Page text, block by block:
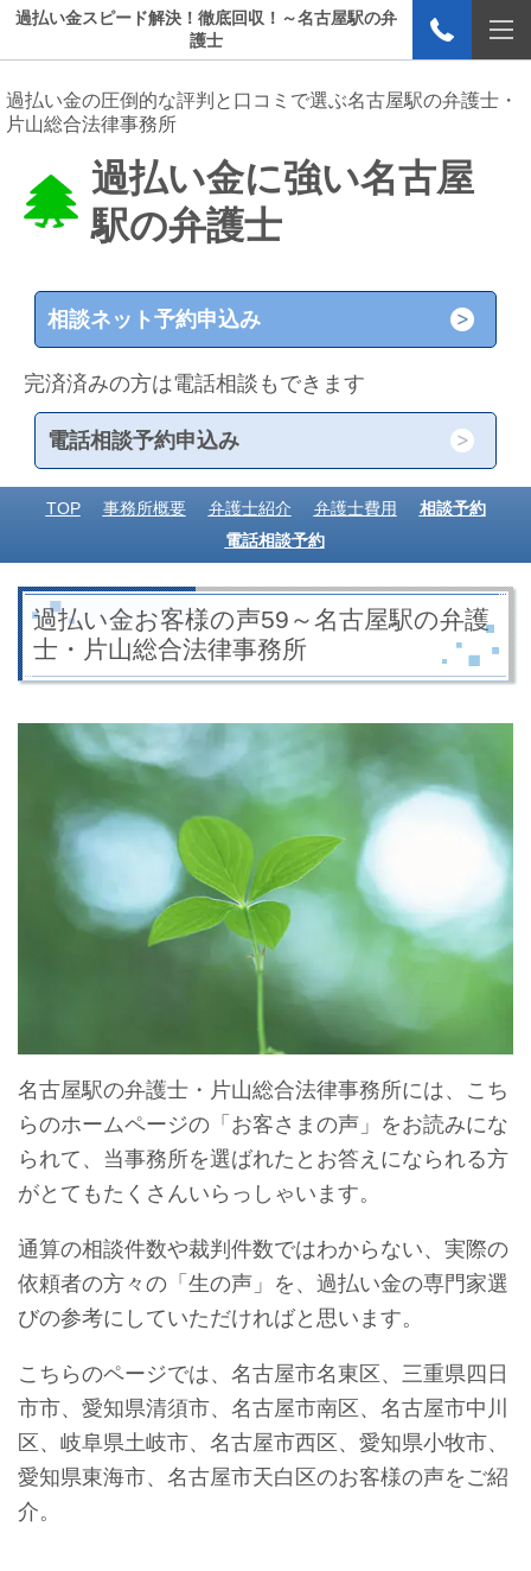
過払い金スピード解決！徹底回収！～名古屋駅の弁
護士
過払い金の圧倒的な評判と口コミで選ぶ名古屋駅の弁護士・
片山総合法律事務所
過払い金に強い名古屋
駅の弁護士
相談ネット予約申込み
完済済みの方は電話相談もできます
電話相談予約申込み
TOP 事務所概要 弁護士紹介 弁護士費用
相談予約
電話相談予約
過払い金お客様の声59～名古屋駅の弁護
士・片山総合法律事務所
名古屋駅の弁護士・片山総合法律事務所には、こち
らのホームページの「お客さまの声」をお読みにな
られて、当事務所を選ばれたとお答えになられる方
がとてもたくさんいらっしゃいます。
通算の相談件数や裁判件数ではわからない、実際の
依頼者の方々の「生の声」を、過払い金の専門家選
びの参考にしていただければと思います。
こちらのページでは、名古屋市名東区、三重県四日
市市、愛知県清須市、名古屋市南区、名古屋市中川
区、岐阜県土岐市、名古屋市西区、愛知県小牧市、
愛知県東海市、名古屋市天白区のお客様の声をご紹
介。